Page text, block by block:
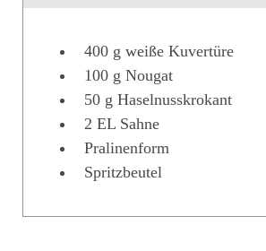
400 g weiße Kuvertüre
100 g Nougat
50 g Haselnusskrokant
2 EL Sahne
Pralinenform
Spritzbeutel